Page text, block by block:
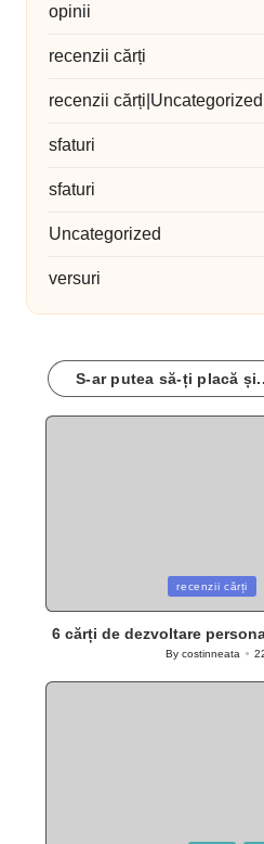
opinii
recenzii cărți
recenzii cărți|Uncategorized
sfaturi
sfaturi
Uncategorized
versuri
S-ar putea să-ți placă
in
recenzii cărți
6 cărți de dezvoltare
Posted
Bycostinneata